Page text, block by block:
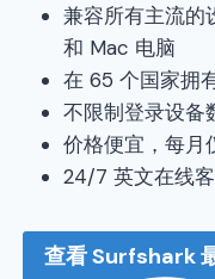
兼容所有主流的
和 Mac 电脑
在 65 个国家拥
不限制登录设备
价格便宜，每月
24/7 英文在线
查看 Surfshark